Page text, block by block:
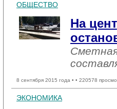
ОБЩЕСТВО
На
8 сентября 2015 года • • 220578
ЭКОНОМИКА